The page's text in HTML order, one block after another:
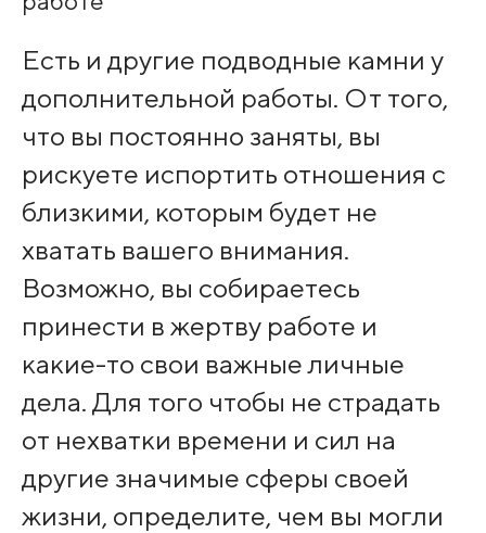
Есть и другие подводные камни у
дополнительной работы. От того,
что вы постоянно заняты, вы
рискуете испортить отношения с
близкими, которым будет не
хватать вашего внимания.
Возможно, вы собираетесь
принести в жертву работе и
какие-то свои важные личные
дела. Для того чтобы не страдать
от нехватки времени и сил на
другие значимые сферы своей
жизни, определите, чем вы могли